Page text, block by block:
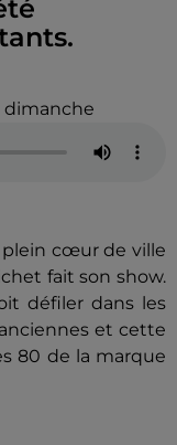
dimanche
cœur de ville
fait son show.
défiler dans les
et cette
80 de la marque